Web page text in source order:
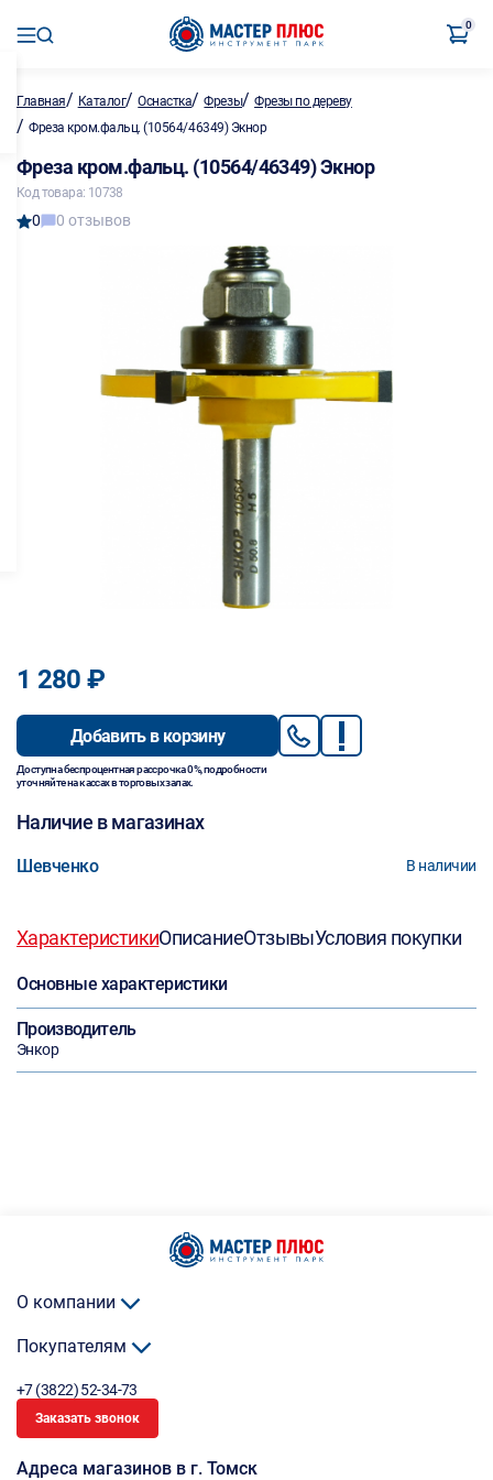
0
Главная/ Каталог/Оснастка/Фрезы/Фрезы по дереву
/ Фреза кром.фальц. (10564/46349) Экнор
Фреза кром.фальц. (10564/46349) Экнор
Код товара: 10738
0 0 отзывов
1 280 ₽
Добавить в корзину
Доступна беспроцентная рассрочка 0%, подробности
уточняйте на кассах в торговых залах.
Наличие в магазинах
Шевченко В наличии
ХарактеристикиОписаниеОтзывыУсловия покупки
Основные характеристики
Производитель
Энкор
О компании
Покупателям
+7 (3822) 52-34-73
Заказать звонок
Адреса магазинов в г. Томск